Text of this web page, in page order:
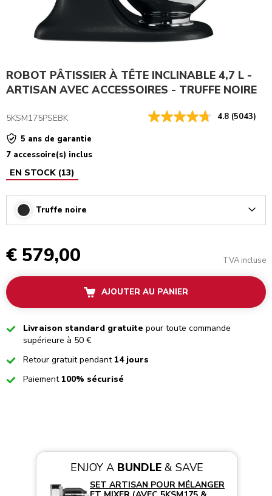
ROBOT PÂTISSIER À TÊTE INCLINABLE 4,7 L -
ARTISAN AVEC ACCESSOIRES - TRUFFE NOIRE
5KSM175PSEBK 4.8 (5043)
5 ans de garantie
7 accessoire(s) inclus
EN STOCK (13)
Truffe noire
€ 579,00 TVA incluse
AJOUTER AU PANIER
CheckedLivraison standard gratuite pour toute commande
supérieure à 50 €
CheckedRetour gratuit pendant 14 jours
CheckedPaiement 100% sécurisé
ENJOY A BUNDLE& SAVE
SET ARTISAN POUR MÉLANGER